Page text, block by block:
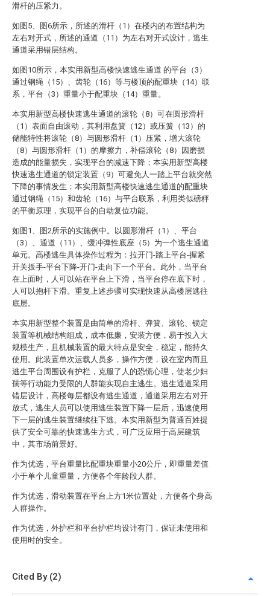
滑杆的压紧力。
如图5、图6所示，所述的滑杆（1）在楼内的布置结构为
左右对开式，所述的通道（11）为左右对开式设计，逃生
通道采用错层结构。
如图10所示，本实用新型高楼快速逃生通道 的平台（3）
通过钢绳（15）、齿轮（16）等与楼顶的配重块（14）联
系，平台（3）重量小于配重块（14）重量。
本实用新型高楼快速逃生通道的滚轮（8）可在圆形滑杆
（1）表面自由滚动，其利用盘簧（12）或压簧（13）的
储能特性将滚轮（8）与圆形滑杆（1）压紧，增大滚轮
（8）与圆形滑杆（1）的摩擦力，补偿滚轮（8）因磨损
造成的能量损失，实现平台的减速下降；本实用新型高楼
快速逃生通道的锁定装置（9）可避免人一踏上平台就突然
下降的事情发生；本实用新型高楼快速逃生通道的配重块
通过钢绳（15）和齿轮（16）与平台联系，利用类似磅秤
的平衡原理，实现平台的自动复位功能。
如图1、图2所示的实施例中。以圆形滑杆（1）、平台
（3）、通道（11）、缓冲弹性底座（5）为一个逃生通道
单元。高楼逃生具体操作过程为：拉开门-踏上平台-握紧
开关扳手-平台下降-开门-走向下一个平台。此外，当平台
在上面时，人可以站在平台上下滑，当平台停在底下时，
人可以抱杆下滑。重复上述步骤可实现快速从高楼层逃往
底层。
本实用新型整个装置是由简单的滑杆、弹簧、滚轮、锁定
装置等机械结构组成，成本低廉，安装方便，易于投入大
规模生产，且机械装置的最大特点是安全，稳定，能持久
使用。此装置单次运载人员多，操作方便，设在室内而且
逃生平台周围设有护栏，克服了人的恐慌心理，使老少妇
孺等行动能力受限的人群能实现自主逃生。逃生通道采用
错层设计，高楼每层都设有逃生通道，通道采用左右对开
放式，逃生人员可以使用逃生装置下降一层后，迅速使用
下一层的逃生装置继续往下逃。本实用新型为普通百姓提
供了安全可靠的快速逃生方式，可广泛应用于高层建筑
中，其市场前景好。
作为优选，平台重量比配重块重量小20公斤，即重量差值
小于单个儿童重量，方便各个年龄段人群。
作为优选，滑动装置在平台上方1米位置处，方便各个身高
人群操作。
作为优选，外护栏和平台护栏均设计有门，保证未使用和
使用时的安全。
Cited By (2)